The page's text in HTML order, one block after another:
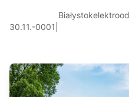
30.11.-0001
Białystok